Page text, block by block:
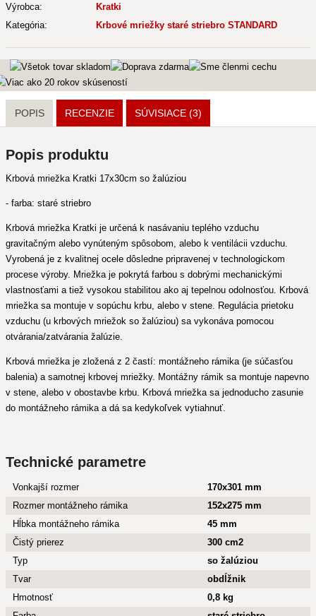
Výrobca:
Kratki
Kategória:
Krbové mriežky staré striebro STANDARD
POPIS RECENZIE SÚVISIACE (3)
Popis produktu
Krbová mriežka Kratki 17x30cm so žalúziou
- farba: staré striebro
Krbová mriežka Kratki je určená k nasávaniu teplého vzduchu
gravitačným alebo vynúteným spôsobom, alebo k ventilácii vzduchu.
Vyrobená je z kvalitnej ocele dôsledne pripravenej v technologickom
procese výroby. Mriežka je pokrytá farbou s dobrými mechanickými
vlastnosťami a tiež vysokou stabilitou ako aj tepelnou odolnosťou. Krbová
mriežka sa montuje v sopúchu krbu, alebo v stene. Regulácia prietoku
vzduchu (u krbových mriežok so žalúziou) sa vykonáva pomocou
otvárania/zatvárania žalúzie.
Krbová mriežka je zložená z 2 častí: montážneho rámika (je súčasťou
balenia) a samotnej krbovej mriežky. Montážny rámik sa montuje napevno
v stene, alebo v obostavbe krbu. Krbová mriežka sa jednoducho zasunie
do montážneho rámika a dá sa kedykoľvek vytiahnuť.
Technické parametre
Vonkajší rozmer
170x301 mm
Rozmer montážneho rámika
152x275 mm
Hĺbka montážneho rámika
45 mm
Čistý prierez
300 cm2
Typ
so žalúziou
Tvar
obdĺžnik
Hmotnosť
0,8 kg